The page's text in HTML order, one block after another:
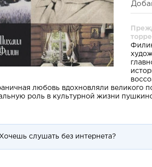
любовь вдохновляли великого
роль в культурной жизни
слушать без интернета?